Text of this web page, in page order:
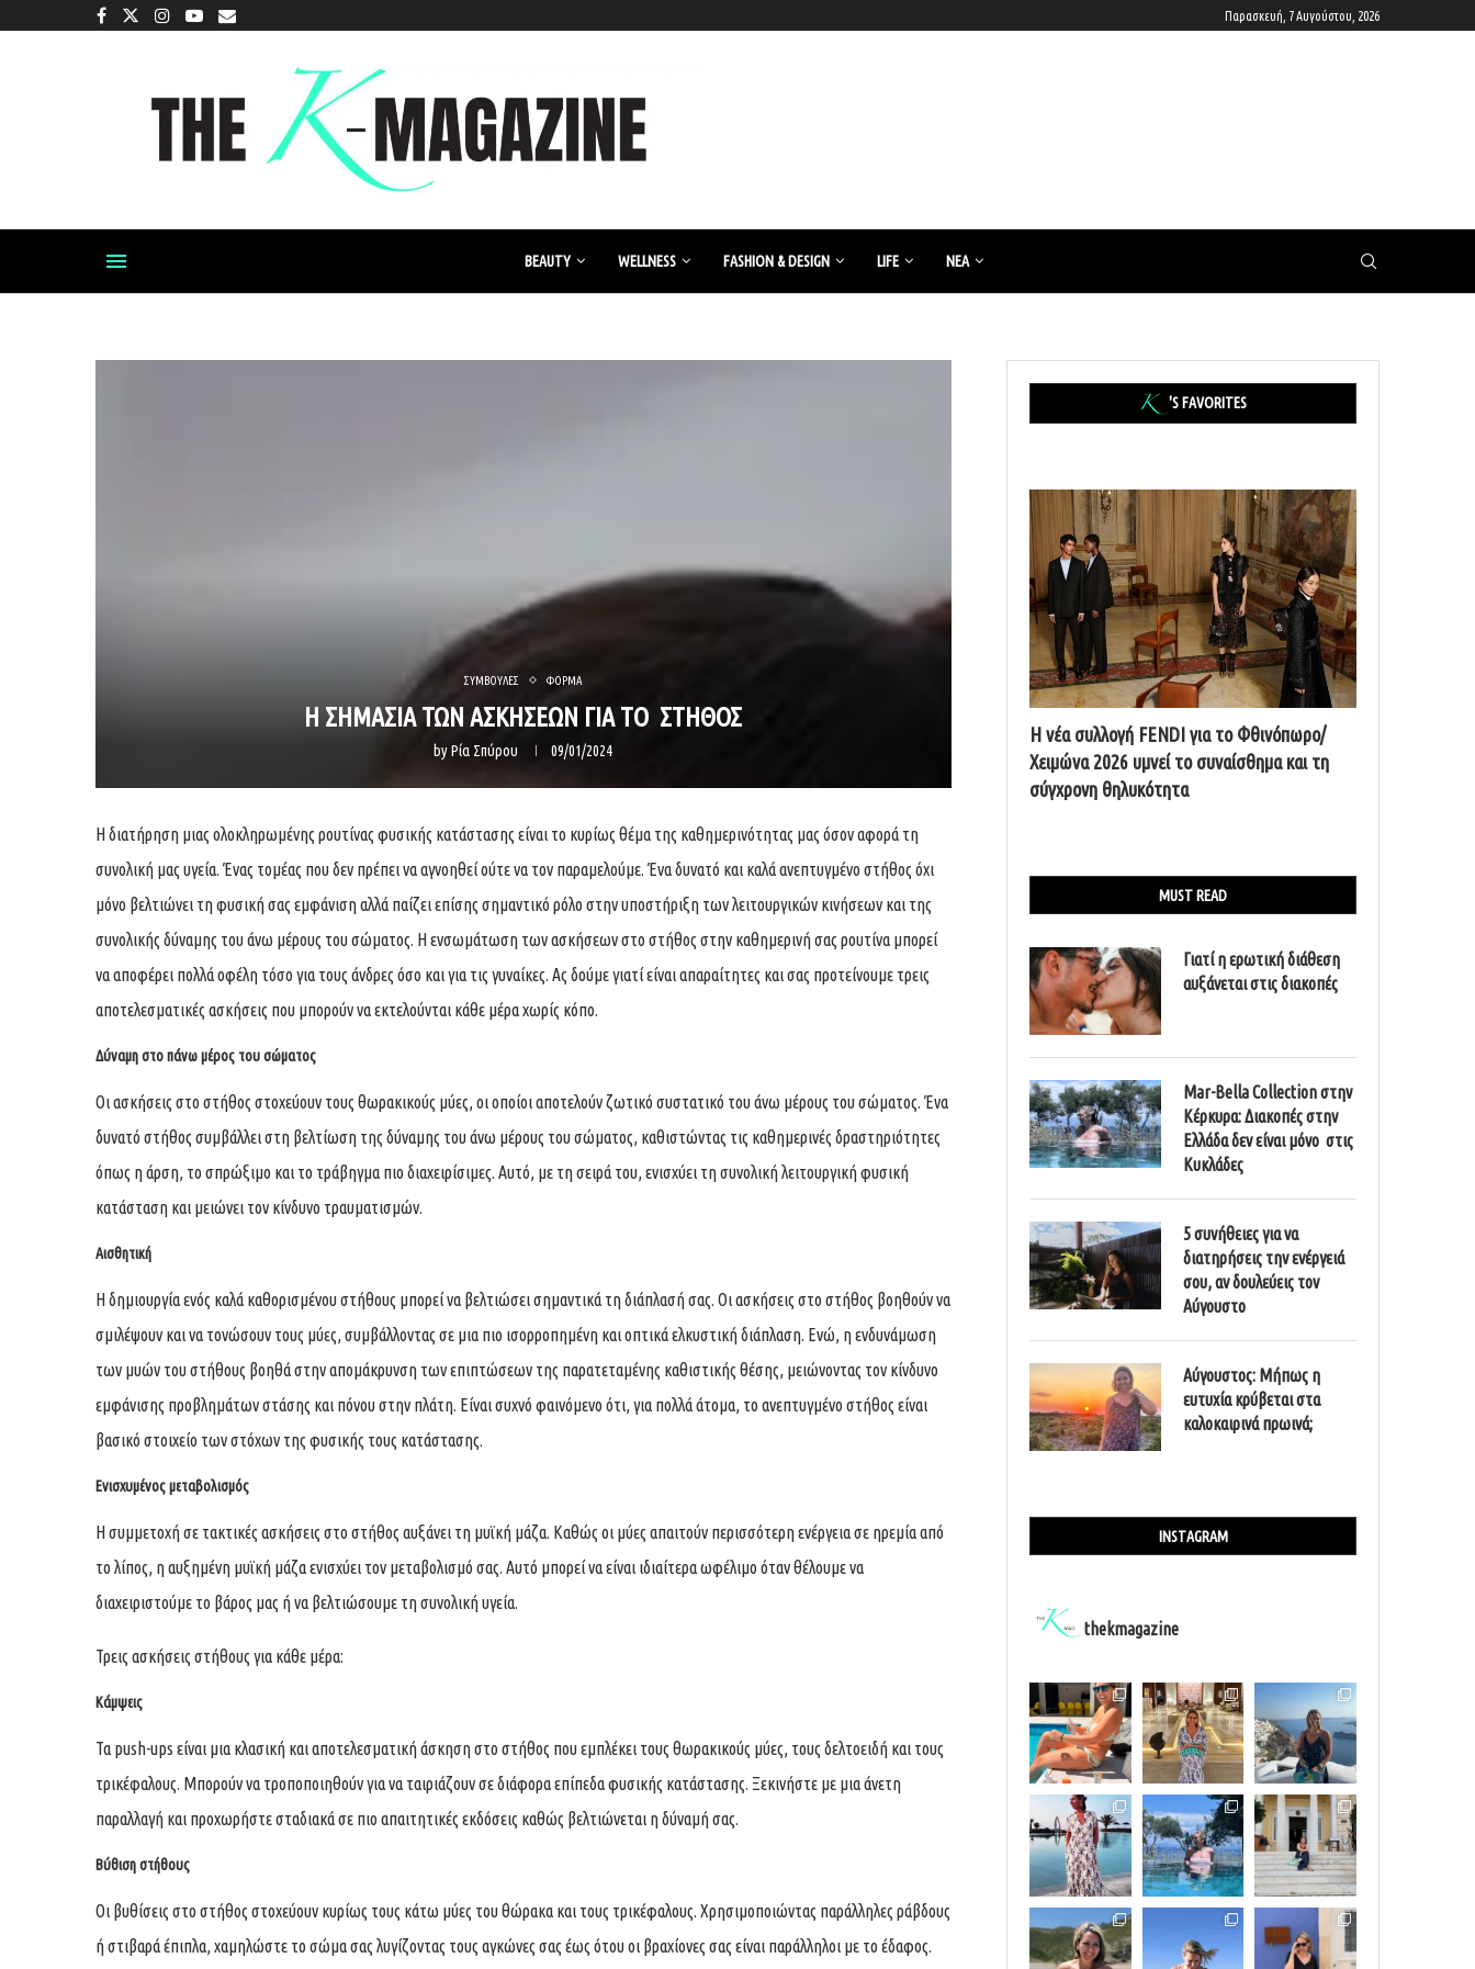
Παρασκευή, 7 Αυγούστου, 2026
BEAUTY WELLNESS FASHION & DESIGN LIFE ΝΈΑ
ΣΥΜΒΟΥΛΕΣ ΦΟΡΜΑ
Η ΣΗΜΑΣΙΑ ΤΩΝ ΑΣΚΗΣΕΩΝ ΓΙΑ ΤΟ ΣΤΗΘΟΣ
byΡία Σπύρου 09/01/2024
Η διατήρηση μιας ολοκληρωμένης ρουτίνας φυσικής κατάστασης είναι το κυρίως θέμα της καθημερινότητας μας όσον αφορά τη
συνολική μας υγεία. Ένας τομέας που δεν πρέπει να αγνοηθεί ούτε να τον παραμελούμε. Ένα δυνατό και καλά ανεπτυγμένο στήθος όχι
μόνο βελτιώνει τη φυσική σας εμφάνιση αλλά παίζει επίσης σημαντικό ρόλο στην υποστήριξη των λειτουργικών κινήσεων και της
συνολικής δύναμης του άνω μέρους του σώματος. Η ενσωμάτωση των ασκήσεων στο στήθος στην καθημερινή σας ρουτίνα μπορεί
να αποφέρει πολλά οφέλη τόσο για τους άνδρες όσο και για τις γυναίκες. Ας δούμε γιατί είναι απαραίτητες και σας προτείνουμε τρεις
αποτελεσματικές ασκήσεις που μπορούν να εκτελούνται κάθε μέρα χωρίς κόπο.
Δύναμη στο πάνω μέρος του σώματος
Οι ασκήσεις στο στήθος στοχεύουν τους θωρακικούς μύες, οι οποίοι αποτελούν ζωτικό συστατικό του άνω μέρους του σώματος. Ένα
δυνατό στήθος συμβάλλει στη βελτίωση της δύναμης του άνω μέρους του σώματος, καθιστώντας τις καθημερινές δραστηριότητες
όπως η άρση, το σπρώξιμο και το τράβηγμα πιο διαχειρίσιμες. Αυτό, με τη σειρά του, ενισχύει τη συνολική λειτουργική φυσική
κατάσταση και μειώνει τον κίνδυνο τραυματισμών.
Αισθητική
Η δημιουργία ενός καλά καθορισμένου στήθους μπορεί να βελτιώσει σημαντικά τη διάπλασή σας. Οι ασκήσεις στο στήθος βοηθούν να
σμιλέψουν και να τονώσουν τους μύες, συμβάλλοντας σε μια πιο ισορροπημένη και οπτικά ελκυστική διάπλαση. Ενώ, η ενδυνάμωση
των μυών του στήθους βοηθά στην απομάκρυνση των επιπτώσεων της παρατεταμένης καθιστικής θέσης, μειώνοντας τον κίνδυνο
εμφάνισης προβλημάτων στάσης και πόνου στην πλάτη. Είναι συχνό φαινόμενο ότι, για πολλά άτομα, το ανεπτυγμένο στήθος είναι
βασικό στοιχείο των στόχων της φυσικής τους κατάστασης.
Ενισχυμένος μεταβολισμός
Η συμμετοχή σε τακτικές ασκήσεις στο στήθος αυξάνει τη μυϊκή μάζα. Καθώς οι μύες απαιτούν περισσότερη ενέργεια σε ηρεμία από
το λίπος, η αυξημένη μυϊκή μάζα ενισχύει τον μεταβολισμό σας. Αυτό μπορεί να είναι ιδιαίτερα ωφέλιμο όταν θέλουμε να
διαχειριστούμε το βάρος μας ή να βελτιώσουμε τη συνολική υγεία.
Τρεις ασκήσεις στήθους για κάθε μέρα:
Κάμψεις
Τα push-ups είναι μια κλασική και αποτελεσματική άσκηση στο στήθος που εμπλέκει τους θωρακικούς μύες, τους δελτοειδή και τους
τρικέφαλους. Μπορούν να τροποποιηθούν για να ταιριάζουν σε διάφορα επίπεδα φυσικής κατάστασης. Ξεκινήστε με μια άνετη
παραλλαγή και προχωρήστε σταδιακά σε πιο απαιτητικές εκδόσεις καθώς βελτιώνεται η δύναμή σας.
Βύθιση στήθους
Οι βυθίσεις στο στήθος στοχεύουν κυρίως τους κάτω μύες του θώρακα και τους τρικέφαλους. Χρησιμοποιώντας παράλληλες ράβδους
ή στιβαρά έπιπλα, χαμηλώστε το σώμα σας λυγίζοντας τους αγκώνες σας έως ότου οι βραχίονες σας είναι παράλληλοι με το έδαφος.
'S FAVORITES
Η νέα συλλογή FENDI για το Φθινόπωρο/
Χειμώνα 2026 υμνεί το συναίσθημα και τη
σύγχρονη θηλυκότητα
MUST READ
Γιατί η ερωτική διάθεση
αυξάνεται στις διακοπές
Mar-Bella Collection στην
Κέρκυρα: Διακοπές στην
Ελλάδα δεν είναι μόνο στις
Κυκλάδες
5 συνήθειες για να
διατηρήσεις την ενέργειά
σου, αν δουλεύεις τον
Αύγουστο
Αύγουστος: Μήπως η
ευτυχία κρύβεται στα
καλοκαιρινά πρωινά;
INSTAGRAM
thekmagazine